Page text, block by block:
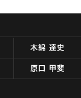
木綿 達史
原口 甲斐